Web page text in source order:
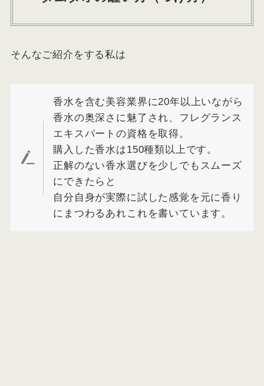
そんなご紹介をする私は
香水を含む美容業界に20年以上いながら
香水の奥深さに魅了され、フレグランス
エキスパートの資格を取得。
購入した香水は150種類以上です。
正解のない香水選びを少しでもスムーズ
にできたらと
自分自身が実際に試した感覚を元に香り
にまつわるあれこれを書いています。